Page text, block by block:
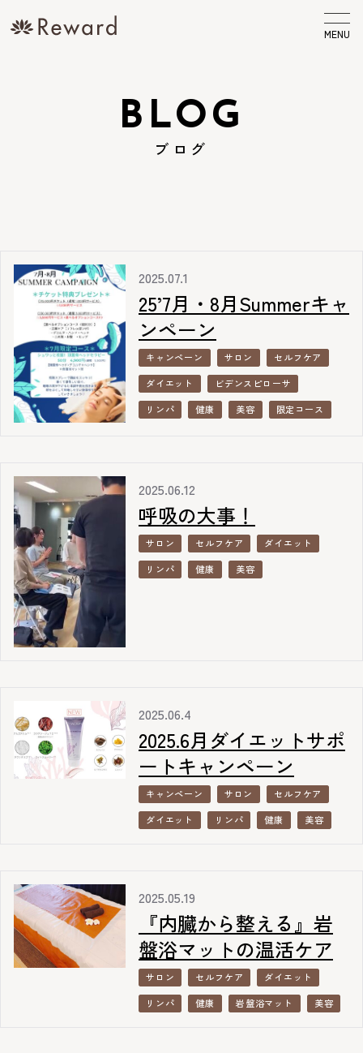
MENU
BLOG
ブログ
2025.07.1
25’7月・8月Summerキャ
ンペーン
キャンペーン サロン
セルフケア
ダイエット
ビデンスピローサ
リンパ
健康 美容 限定コース
2025.06.12
呼吸の大事！
サロン セルフケア
ダイエット
リンパ
健康 美容
2025.06.4
2025.6月ダイエットサポ
ートキャンペーン
キャンペーン サロン
セルフケア
ダイエット
リンパ 健康 美容
2025.05.19
『内臓から整える』岩
盤浴マットの温活ケア
サロン セルフケア
ダイエット
リンパ
健康 岩盤浴マット 美容